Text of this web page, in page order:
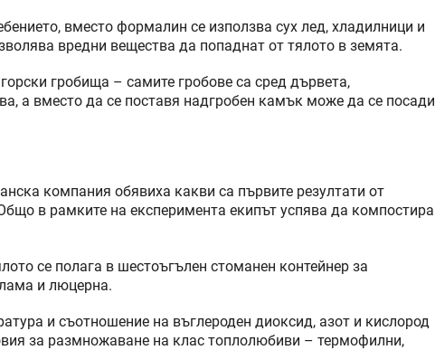
вместо формалин се използва сух лед, хладилници и
вредни вещества да попаднат от тялото в земята.
гробища – самите гробове са сред дървета,
а вместо да се поставя надгробен камък може да се посади
компания обявиха какви са първите резултати от
в рамките на експеримента екипът успява да компостира
се полага в шестоъгълен стоманен контейнер за
и люцерна.
и съотношение на въглероден диоксид, азот и кислород
за размножаване на клас топлолюбиви – термофилни,